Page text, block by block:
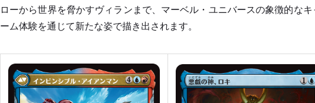
ローから世界を脅かすヴィランまで、マーベル・ユニバースの象徴的な
ーム体験を通じて新たな姿で描き出されます。